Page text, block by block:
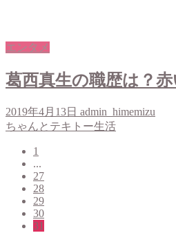
エンタメ
葛西真生の職歴は？
2019年4月13日 admin_himemizu
ちゃんとテキトー生活
1
...
27
28
29
30
31